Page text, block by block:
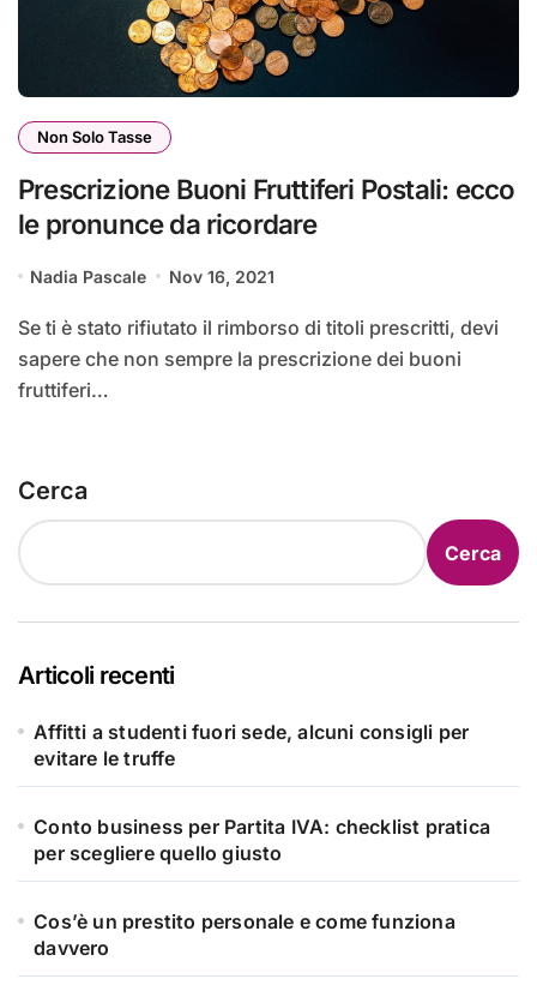
Non Solo Tasse
Prescrizione Buoni Fruttiferi Postali: ecco
le pronunce da ricordare
Nadia Pascale Nov 16, 2021
Se ti è stato rifiutato il rimborso di titoli prescritti, devi
sapere che non sempre la prescrizione dei buoni
fruttiferi…
Cerca
Cerca
Articoli recenti
Affitti a studenti fuori sede, alcuni consigli per
evitare le truffe
Conto business per Partita IVA: checklist pratica
per scegliere quello giusto
Cos’è un prestito personale e come funziona
davvero